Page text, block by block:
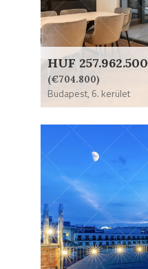
HUF 257.962.500
(€704.800)
Budapest, 6. kerület